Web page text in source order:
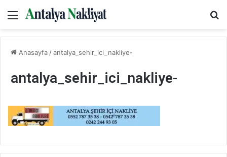
Menü
Anasayfa /antalya_sehir_ici_nakliye-
antalya_sehir_ici_nakliye-